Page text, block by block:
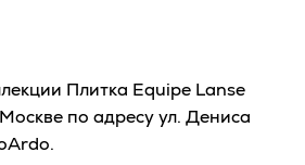
Плитка Equipe Lanse
по адресу ул. Дениса